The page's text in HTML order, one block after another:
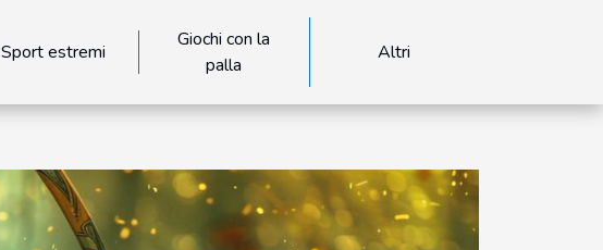
Sport estremi
Giochi con la
palla
Altri